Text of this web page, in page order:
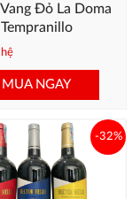
Đỏ La Doma
Tempranillo
MUA NGAY
-32%